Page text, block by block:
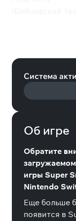
Система
Об игре
Обратите
игры Super
Nintendo
Еще больше
появится в